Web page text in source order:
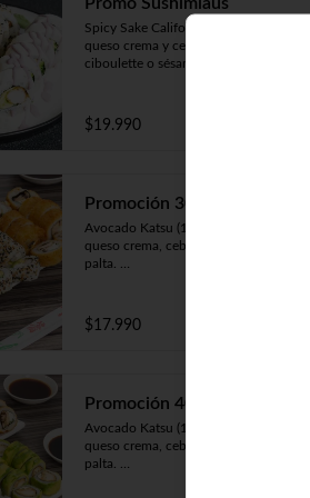
Spicy Sake California (8) Salmón,
queso crema y cebollín envuelto en
ciboulette o sésamo cubierto de salsa
queso crema, cebollín, envuelto en
palta cubierto de salsa huancaína.
$19.990
Promoción 30
Avocado Katsu (10) Pollo apanado,
queso crema, cebollín envuelto en
palta.
ciboulette.
Champi Roll (10) Champiñón, queso
$17.990
Promoción 40 Mixta
Avocado Katsu (10) Pollo apanado,
queso crema, cebollín, envuelto en
palta.